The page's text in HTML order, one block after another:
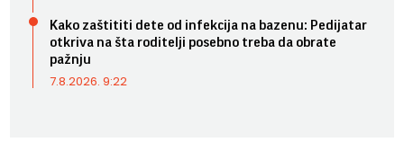
Kako zaštititi dete od infekcija na bazenu: Pedijatar
otkriva na šta roditelji posebno treba da obrate
pažnju
7.8.2026. 9:22